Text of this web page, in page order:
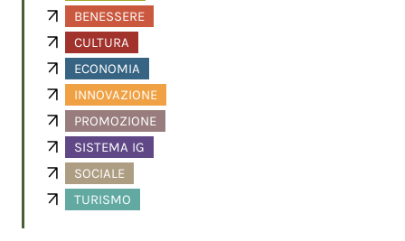
BENESSERE
CULTURA
ECONOMIA
INNOVAZIONE
PROMOZIONE
SISTEMA IG
SOCIALE
TURISMO